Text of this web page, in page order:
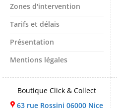
Zones d'intervention
Tarifs et délais
Présentation
Mentions légales
Boutique Click & Collect
63 rue Rossini 06000 Nice